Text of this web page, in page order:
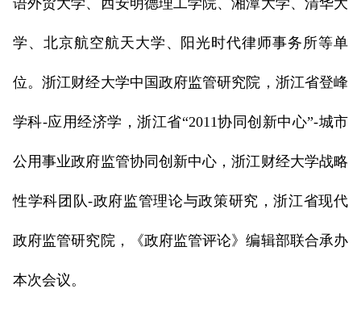
语外贸大学、西安明德理工学院、湘潭大学、清华大
学、北京航空航天大学、阳光时代律师事务所等单
位。浙江财经大学中国政府监管研究院，浙江省登峰
学科-应用经济学，浙江省“2011协同创新中心”-城市
公用事业政府监管协同创新中心，浙江财经大学战略
性学科团队-政府监管理论与政策研究，浙江省现代
政府监管研究院，《政府监管评论》编辑部联合承办
本次会议。